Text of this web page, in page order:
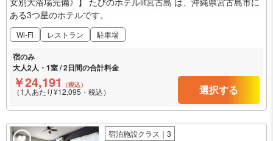
ある3つ星のホテルです。
Wi-Fi レストラン 駐車場
宿のみ
大人2人・1室 / 2日間の合計料金
￥24,191 （税込）
（1人あたり¥12,095・税込） 選択する
宿泊施設クラス｜3